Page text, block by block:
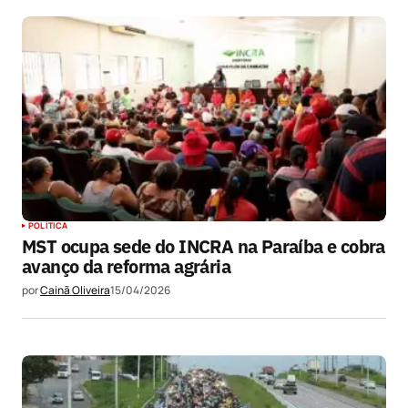
Submit Comment
POLÍTICA
MST ocupa sede do INCRA na Paraíba e cobra
avanço da reforma agrária
porCainã Oliveira15/04/2026